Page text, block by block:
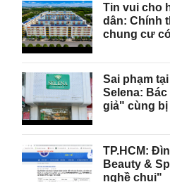
Tin vui cho
dân: Chính
chung cư
Sai phạm
Selena:
giả" cùng
TP.HCM:
Beauty &
nghề chui"